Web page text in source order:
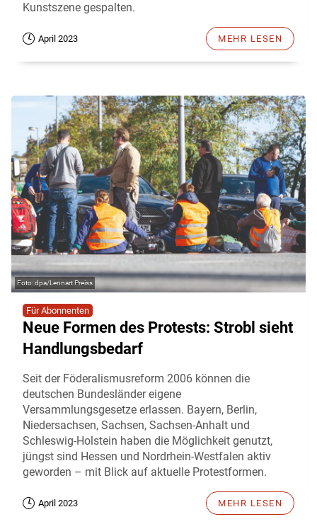
Kunstszene gespalten.
April 2023 MEHR LESEN
dpa/Lennart Preiss
Für Abonnenten
Neue Formen des Protests: Strobl sieht
Handlungsbedarf
Seit der Föderalismusreform 2006 können die
deutschen Bundesländer eigene
Versammlungsgesetze erlassen. Bayern, Berlin,
Niedersachsen, Sachsen, Sachsen-Anhalt und
Schleswig-Holstein haben die Möglichkeit genutzt,
jüngst sind Hessen und Nordrhein-Westfalen aktiv
geworden – mit Blick auf aktuelle Protestformen.
April 2023 MEHR LESEN